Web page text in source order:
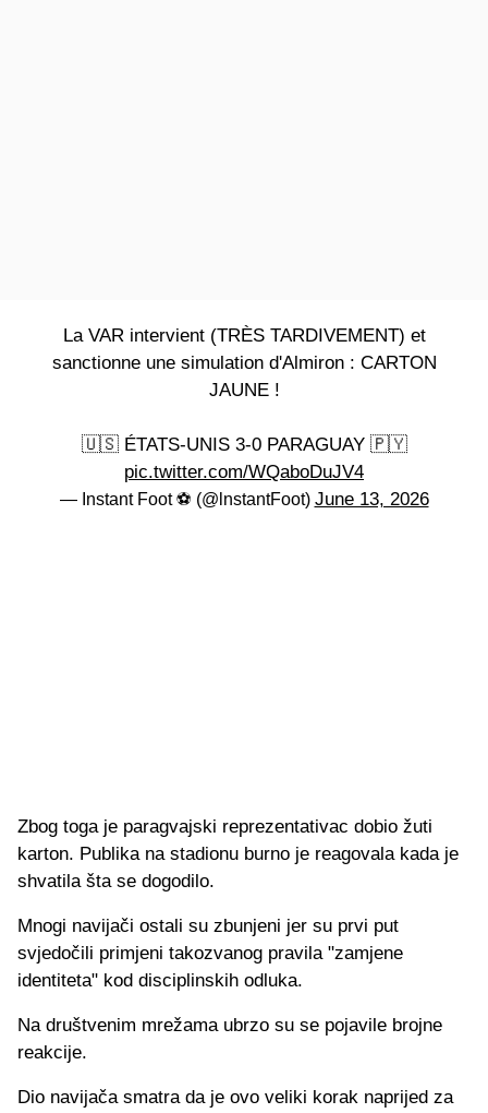
La VAR intervient (TRÈS TARDIVEMENT) et
sanctionne une simulation d'Almiron : CARTON
JAUNE !
🇺🇸 ÉTATS-UNIS 3-0 PARAGUAY 🇵🇾
pic.twitter.com/WQaboDuJV4
— Instant Foot ⚽️ (@lnstantFoot) June 13, 2026
Zbog toga je paragvajski reprezentativac dobio žuti
karton. Publika na stadionu burno je reagovala kada je
shvatila šta se dogodilo.
Mnogi navijači ostali su zbunjeni jer su prvi put
svjedočili primjeni takozvanog pravila "zamjene
identiteta" kod disciplinskih odluka.
Na društvenim mrežama ubrzo su se pojavile brojne
reakcije.
Dio navijača smatra da je ovo veliki korak naprijed za